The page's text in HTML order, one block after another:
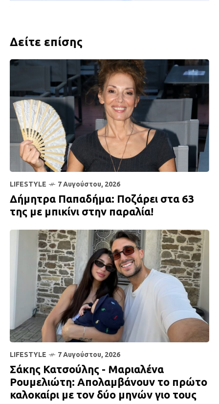
Δείτε επίσης
LIFESTYLE 7 Αυγούστου, 2026
Δήμητρα Παπαδήμα: Ποζάρει στα 63
της με μπικίνι στην παραλία!
LIFESTYLE 7 Αυγούστου, 2026
Σάκης Κατσούλης - Μαριαλένα
Ρουμελιώτη: Απολαμβάνουν το πρώτο
καλοκαίρι με τον δύο μηνών γιο τους